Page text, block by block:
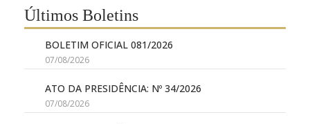
Últimos Boletins
BOLETIM OFICIAL 081/2026
07/08/2026
ATO DA PRESIDÊNCIA: Nº 34/2026
07/08/2026